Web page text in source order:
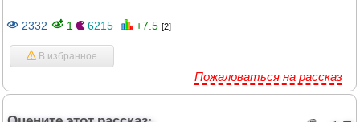
2332 1 6215 +7.5 [2]
В избранное
Пожаловаться на рассказ